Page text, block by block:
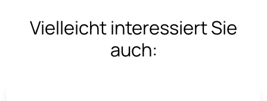
Vielleicht interessiert Sie
auch: